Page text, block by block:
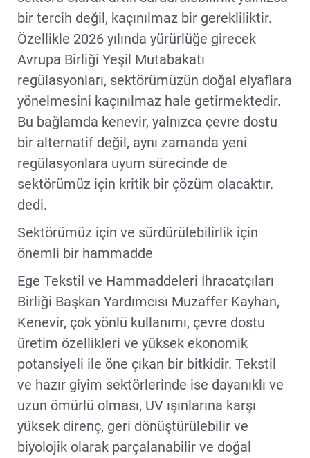
bir tercih değil, kaçınılmaz bir gerekliliktir.
Özellikle 2026 yılında yürürlüğe girecek
Avrupa Birliği Yeşil Mutabakatı
regülasyonları, sektörümüzün doğal elyaflara
yönelmesini kaçınılmaz hale getirmektedir.
Bu bağlamda kenevir, yalnızca çevre dostu
bir alternatif değil, aynı zamanda yeni
regülasyonlara uyum sürecinde de
sektörümüz için kritik bir çözüm olacaktır.
dedi.
Sektörümüz için ve sürdürülebilirlik için
önemli bir hammadde
Ege Tekstil ve Hammaddeleri İhracatçıları
Birliği Başkan Yardımcısı Muzaffer Kayhan,
Kenevir, çok yönlü kullanımı, çevre dostu
üretim özellikleri ve yüksek ekonomik
potansiyeli ile öne çıkan bir bitkidir. Tekstil
ve hazır giyim sektörlerinde ise dayanıklı ve
uzun ömürlü olması, UV ışınlarına karşı
yüksek direnç, geri dönüştürülebilir ve
biyolojik olarak parçalanabilir ve doğal